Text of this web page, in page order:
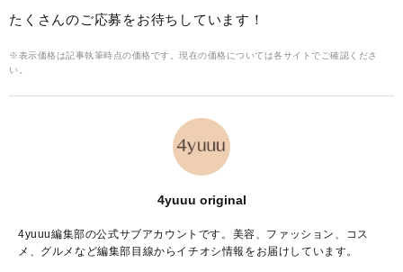
たくさんのご応募をお待ちしています！
※表示価格は記事執筆時点の価格です。現在の価格については各サイトでご確認くださ
い。
4yuuu original
4yuuu編集部の公式サブアカウントです。美容、ファッション、コス
メ、グルメなど編集部目線からイチオシ情報をお届けしています。